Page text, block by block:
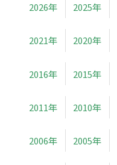
2026年 2025年
2021年 2020年
2016年 2015年
2011年 2010年
2006年 2005年